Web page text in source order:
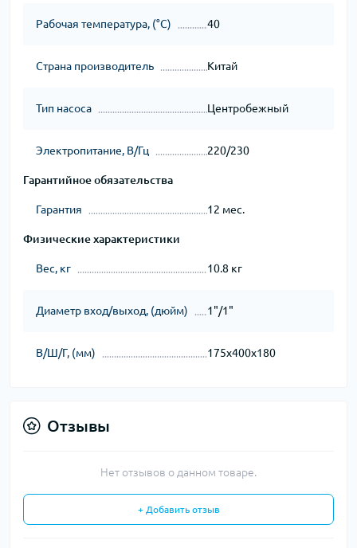
Рабочая температура, (°С) 40
Страна производитель Китай
Тип насоса Центробежный
Электропитание, В/Гц 220/230
Гарантийное обязательства
Гарантия 12 мес.
Физические характеристики
Вес, кг 10.8 кг
Диаметр вход/выход, (дюйм) 1"/1"
В/Ш/Г, (мм) 175х400х180
Отзывы
Нет отзывов о данном товаре.
+ Добавить отзыв